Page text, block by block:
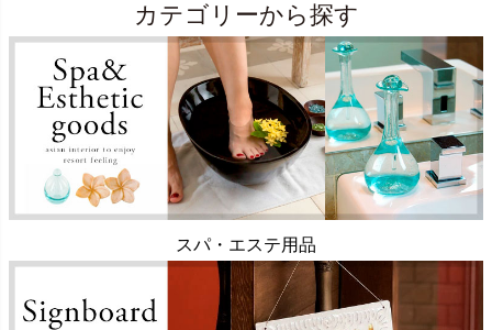
カテゴリーから探す
スパ・エステ用品